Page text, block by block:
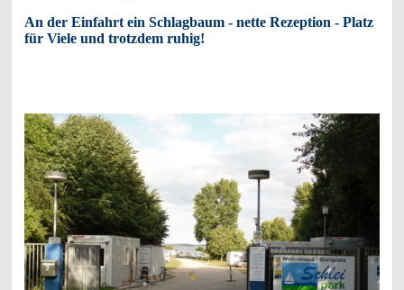
An der Einfahrt ein Schlagbaum - nette Rezeption - Platz
für Viele und trotzdem ruhig!